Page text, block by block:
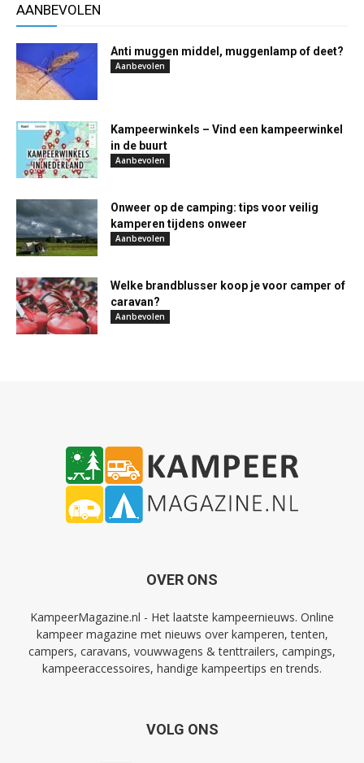
AANBEVOLEN
Anti muggen middel, muggenlamp of deet?
Aanbevolen
Kampeerwinkels – Vind een kampeerwinkel
in de buurt
Aanbevolen
Onweer op de camping: tips voor veilig
kamperen tijdens onweer
Aanbevolen
Welke brandblusser koop je voor camper of
caravan?
Aanbevolen
OVER ONS
KampeerMagazine.nl - Het laatste kampeernieuws. Online
kampeer magazine met nieuws over kamperen, tenten,
campers, caravans, vouwwagens & tenttrailers, campings,
kampeeraccessoires, handige kampeertips en trends.
VOLG ONS